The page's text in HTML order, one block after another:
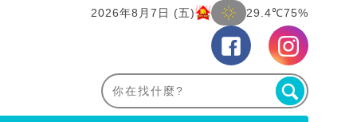
2026年8月7日 (五) 29.4℃75%